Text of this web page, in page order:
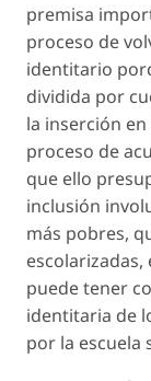
premisa
proceso de
identitario
dividida por
la inserción
proceso de
que ello
inclusión
más pobres,
puede tener
identitaria de
por la escuela